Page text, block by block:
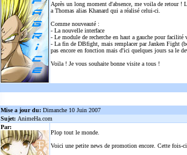
Après un long moment d'absence, me voila de retour !
a Thomas alias Khanard qui a réalisé celui-ci.
Comme nouveauté :
- La nouvelle interface
- Le module de recherche en haut a gauche pour facilité
- La fin de DBfight, mais remplacer par Janken Fight
pas encore en fonction mais d'ici quelques jours sa le
Voila ! Je vous souhaite bonne visite a tous !
Mise a jour du: Dimanche 10 Juin 2007
Sujet: AnimeHa.com
Par:
Plop tout le monde.
Voici une petite news de promotion encore. Cette fois-